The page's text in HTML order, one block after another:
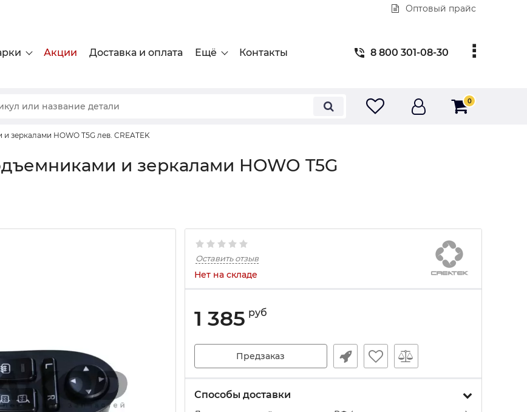
Оптовый прайс
Акции Доставка и оплата Ещё Контакты 8 800 301-08-30
0
зеркалами HOWO T5G лев. CREATEK
и зеркалами HOWO T5G
Оставить отзыв
Нет на складе
1 385 руб
Предзаказ
Способы доставки